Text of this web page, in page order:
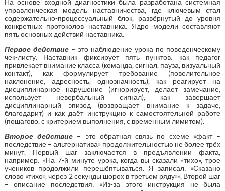
На основе входной диагностики была разработана системная
управленческая модель наставничества, где ключевым стал
содержательно-процессуальный блок, развёрнутый до уровня
конкретных протоколов наставника. Ядро модели составляют
пять основных действий наставника.
Первое действие– это наблюдение урока по поведенческому
чек-листу. Наставник фиксирует пять пунктов: как педагог
привлекает внимание класса (команда, сигнал, пауза, визуальный
контакт), как формулирует требование (повелительное
наклонение, адресность, однозначность), как реагирует на
дисциплинарное нарушение (игнорирует, делает замечание,
использует невербальный сигнал), как завершает
дисциплинарный эпизод (возвращает внимание к задаче,
благодарит) и как даёт инструкцию к самостоятельной работе
(пошагово, с критерием выполнения, с временным лимитом).
Второе действие – это обратная связь по схеме «факт –
последствие – альтернатива» продолжительностью не более трёх
минут. Первый шаг заключается в предъявлении факта,
например: «На 7-й минуте урока, когда вы сказали «тихо», трое
учеников продолжили перешёптываться. Я записал: «Сказано
слово «тихо», через 2 секунды шорох в третьем ряду»«. Второй шаг
– описание последствия: «Из-за этого инструкция не была